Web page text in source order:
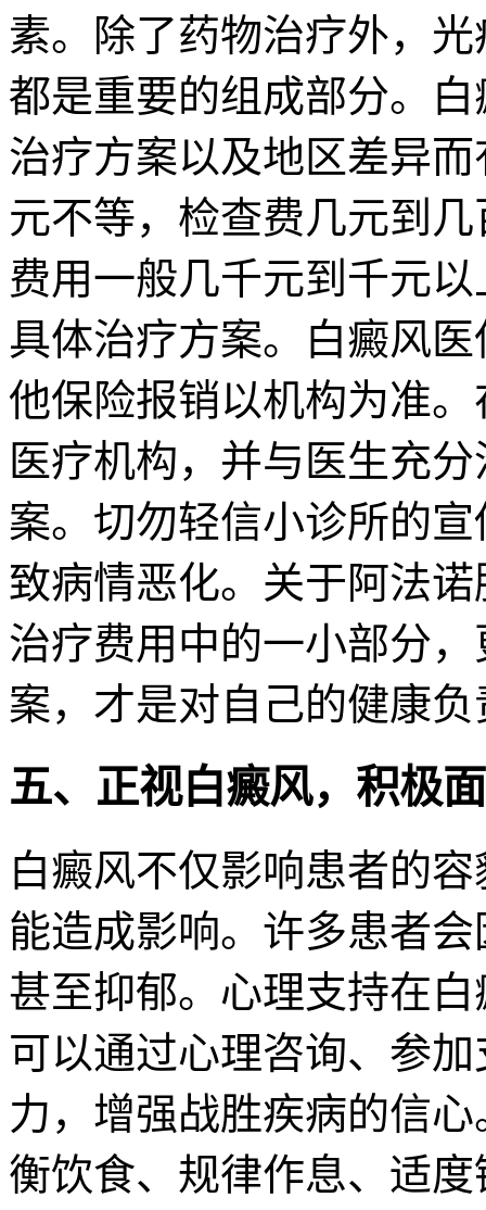
素。除了药物治疗外，
都是重要的组成部分。
治疗方案以及地区差异
元不等，检查费几元到
费用一般几千元到千元
具体治疗方案。白癜风
他保险报销以机构为准
医疗机构，并与医生充
案。切勿轻信小诊所的
致病情恶化。关于阿法
治疗费用中的一小部分
案，才是对自己的健康负
五、正视白癜风，积极
白癜风不仅影响患者的
能造成影响。许多患者
甚至抑郁。心理支持在
可以通过心理咨询、参
力，增强战胜疾病的信
衡饮食、规律作息、适